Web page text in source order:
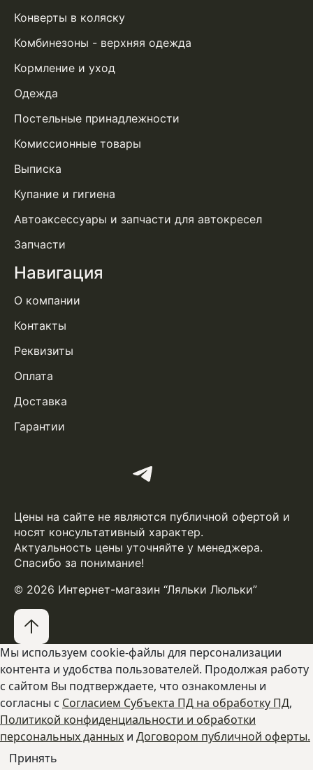
Конверты в коляску
Комбинезоны - верхняя одежда
Кормление и уход
Одежда
Постельные принадлежности
Комиссионные товары
Выписка
Купание и гигиена
Автоаксессуары и запчасти для автокресел
Запчасти
Навигация
О компании
Контакты
Реквизиты
Оплата
Доставка
Гарантии
Цены на сайте не являются публичной офертой и
носят консультативный характер.
Актуальность цены уточняйте у менеджера.
Спасибо за понимание!
© 2026 Интернет-магазин “Ляльки Люльки”
Мы используем cookie-файлы для персонализации
контента и удобства пользователей. Продолжая работу
с сайтом Вы подтверждаете, что ознакомлены и
согласны с Согласием Субъекта ПД на обработку ПД,
Политикой конфиденциальности и обработки
персональных данных и Договором публичной оферты.
Принять